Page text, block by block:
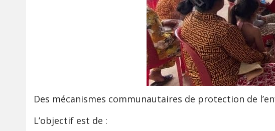
Des mécanismes communautaires de protection de
L’objectif est de :